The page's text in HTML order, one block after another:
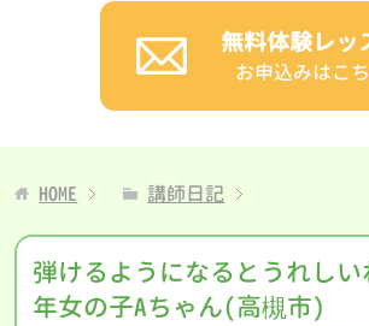
無料体験レッ
お申込みはこ
HOME 講師日記
弾けるようになるとうれし
年女の子Aちゃん(高槻市)